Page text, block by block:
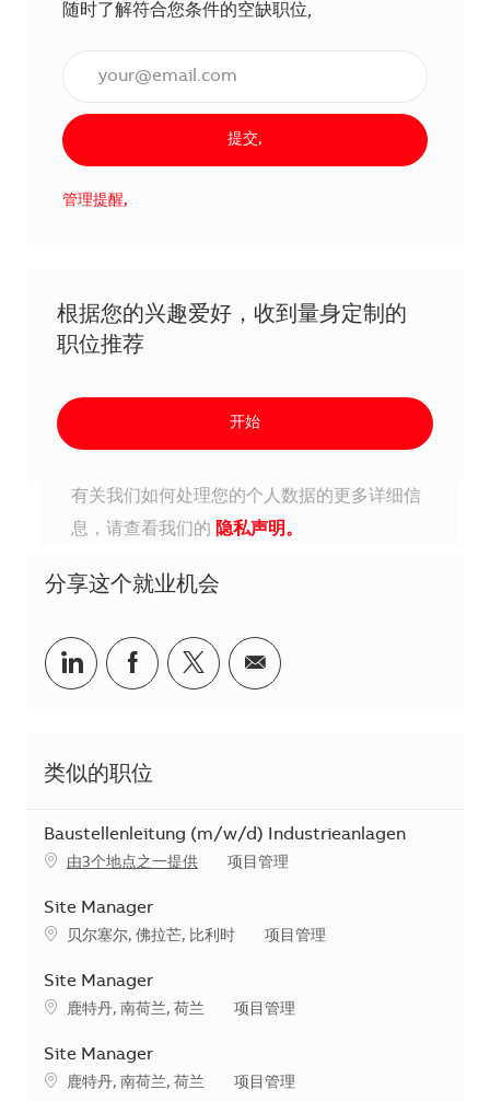
随时了解符合您条件的空缺职位,
提交,
管理提醒,
根据您的兴趣爱好，收到量身定制的
职位推荐
开始
有关我们如何处理您的个人数据的更多详细信
息，请查看我们的 隐私声明。
分享这个就业机会
分享到Linkedin
分享到Facebook
分享到Twitter
分享到电子邮件
类似的职位
Baustellenleitung (m/w/d) Industrieanlagen
由3个地点之一提供 类别
项目管理
Site Manager
地点贝尔塞尔, 佛拉芒, 比利时 类别
项目管理
Site Manager
地点鹿特丹, 南荷兰, 荷兰 类别
项目管理
Site Manager
地点鹿特丹, 南荷兰, 荷兰 类别
项目管理